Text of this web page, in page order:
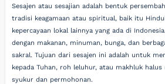
Sesajen atau sesajian adalah bentuk
tradisi keagamaan atau spiritual, baik itu
kepercayaan lokal lainnya yang ada di
dengan makanan, minuman, bunga, dan
sakral. Tujuan dari sesajen ini adalah untuk
kepada Tuhan, roh leluhur, atau makhluk halus
syukur dan permohonan.